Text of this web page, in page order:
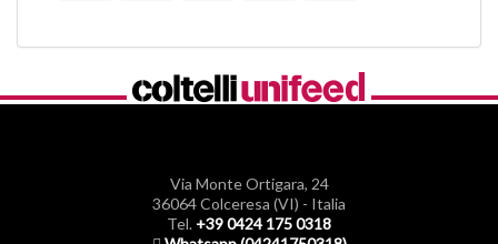
Via Monte Ortigara, 24
36064 Colceresa (VI) - Italia
Tel. +39 0424 175 0318